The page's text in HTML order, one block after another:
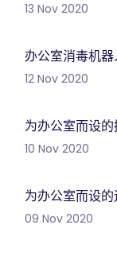
13 Nov 2020
办公室消毒机器
12 Nov 2020
为办公室而设
10 Nov 2020
为办公室而设
09 Nov 2020